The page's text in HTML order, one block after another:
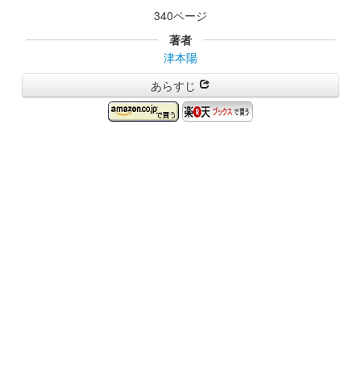
340ページ
著者
津本陽
あらすじ